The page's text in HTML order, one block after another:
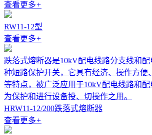
查看更多+
RW11-12型
查看更多+
跌落式熔断器是10kV配电线路分支线和
种短路保护开关，它具有经济、操作方便
等特点，被广泛应用于10kV配电线路和
为保护和进行设备投、切操作之用。
HRW11-12/200跌落式熔断器
查看更多+